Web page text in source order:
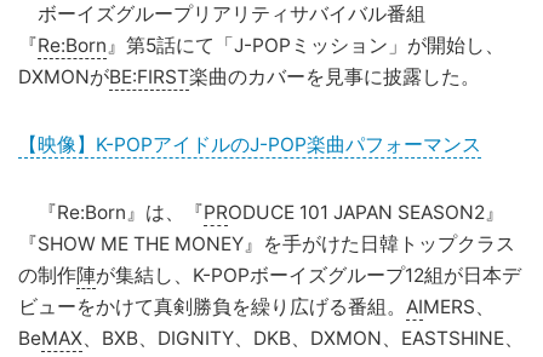
ボーイズグループリアリティサバイバル番組
『Re:Born』第5話にて「J-POPミッション」が開始し、
DXMONがBE:FIRST楽曲のカバーを見事に披露した。
【映像】K-POPアイドルのJ-POP楽曲パフォーマンス
『Re:Born』は、『PRODUCE 101 JAPAN SEASON2』
『SHOW ME THE MONEY』を手がけた日韓トップクラス
の制作陣が集結し、K-POPボーイズグループ12組が日本デ
ビューをかけて真剣勝負を繰り広げる番組。 AIMERS、
BeMAX、BXB、DIGNITY、DKB、DXMON、EASTSHINE、